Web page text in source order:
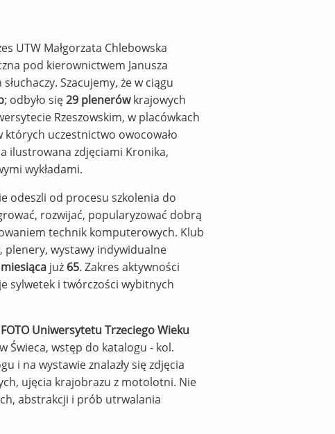
UTW Małgorzata Chlebowska
pod kierownictwem Janusza
Szacujemy, że w ciągu
; odbyło się29 plenerówkrajowych
Rzeszowskim, w placówkach
których uczestnictwo owocowało
ilustrowana zdjęciami Kronika,
wykładami.
odeszli od procesu szkolenia do
rozwijać, popularyzować dobrą
technik komputerowych. Klub
wystawy indywidualne
już 65. Zakres aktywności
sylwetek i twórczości wybitnych
Uniwersytetu Trzeciego Wieku
Świeca, wstęp do katalogu - kol.
i na wystawie znalazły się zdjęcia
ujęcia krajobrazu z motolotni. Nie
abstrakcji i prób utrwalania